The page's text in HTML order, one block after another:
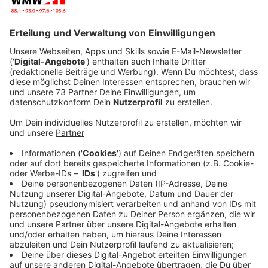
liegt das?
Veröffentlicht:Donnerstag, 30.06.2022 07:23
Anzeige
Rohstoffe zur Eisproduktion sind teurer
geworden
Anzeige
Das Problem liegt bei den Rohstoffen. Diese werden
immer teurer. Wir haben bei Wolli von Wollis Traumeis
für Euch nachgefragt, welche Rohstoffe es besonders
hart getroffen hat und welche Eissorten deshalb kaum
noch zu realisieren sind.